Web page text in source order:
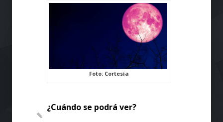
Foto: Cortesía
¿Cuándo se podrá ver?